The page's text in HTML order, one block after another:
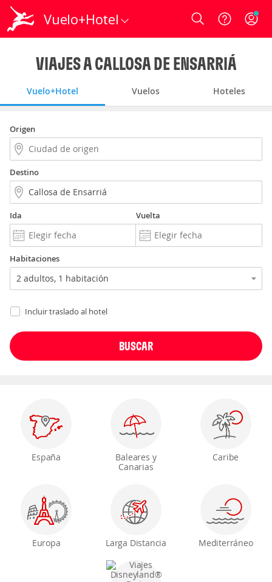
Vuelo+Hotel Login
VIAJES A CALLOSA DE ENSARRIÁ
Vuelo+Hotel Vuelos Hoteles
Origen
Destino
Ida Vuelta
Habitaciones
Incluir traslado al hotel
España
Baleares y
Canarias
Caribe
Europa Larga Distancia Mediterráneo